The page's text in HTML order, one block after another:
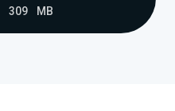
309 MB